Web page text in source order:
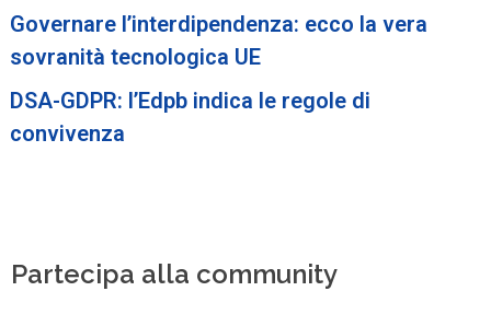
Governare l’interdipendenza: ecco la vera
sovranità tecnologica UE
DSA-GDPR: l’Edpb indica le regole di
convivenza
Partecipa alla community